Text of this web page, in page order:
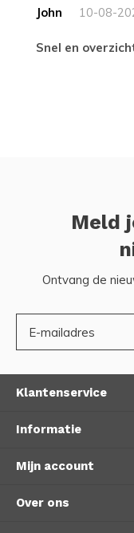
John 10-08-
Snel en
Meld
Ontvang de
Klantenservice
Informatie
Mijn account
Over ons